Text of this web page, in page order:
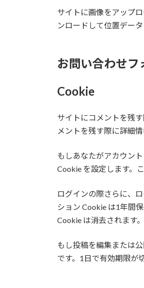
サイトに画像をアップ
ンロードして位置デー
お問い合わせフ
Cookie
サイトにコメントを残
メントを残す際に詳細
もしあなたがアカウン
Cookie を設定します。
ログインの際さらに、
ション Cookie は1年間
Cookie は消去されます。
もし投稿を編集または
です。1日で有効期限が